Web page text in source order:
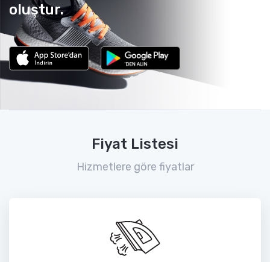
oluştur.
Fiyat Listesi
Hizmetlere göre fiyatlar